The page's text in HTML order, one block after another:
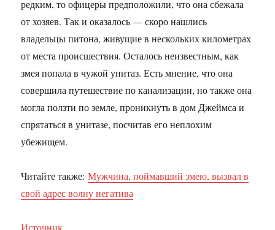
редким, то офицеры предположили, что она сбежала
от хозяев. Так и оказалось — скоро нашлись
владельцы питона, живущие в нескольких километрах
от места происшествия. Осталось неизвестным, как
змея попала в чужой унитаз. Есть мнение, что она
совершила путешествие по канализации, но также она
могла ползти по земле, проникнуть в дом Джеймса и
спрятаться в унитазе, посчитав его неплохим
убежищем.
Читайте также:Мужчина, поймавший змею, вызвал в
свой адрес волну негатива
Источник